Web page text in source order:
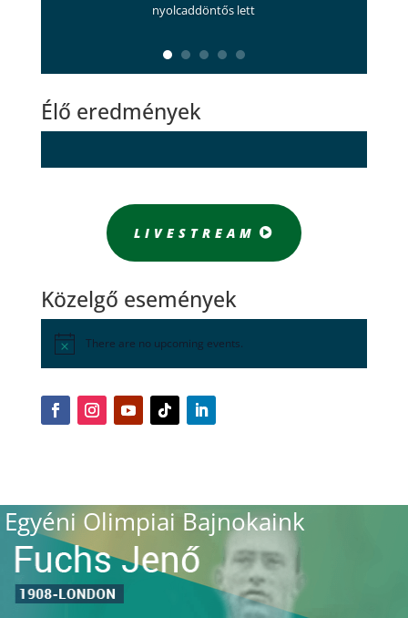
nyolcaddöntős lett
Élő eredmények
LIVESTREAM
Közelgő események
There are no upcoming events.
Egyéni Olimpiai Bajnokaink